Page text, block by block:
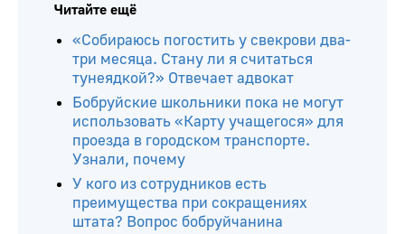
Читайте ещё
«Собираюсь погостить у свекрови два-
три месяца. Стану ли я считаться
тунеядкой?» Отвечает адвокат
Бобруйские школьники пока не могут
использовать «Карту учащегося» для
проезда в городском транспорте.
Узнали, почему
У кого из сотрудников есть
преимущества при сокращениях
штата? Вопрос бобруйчанина